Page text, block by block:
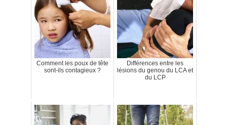
Comment les poux de tête
sont-ils contagieux ?
Différences entre les
lésions du genou du LCA et
du LCP